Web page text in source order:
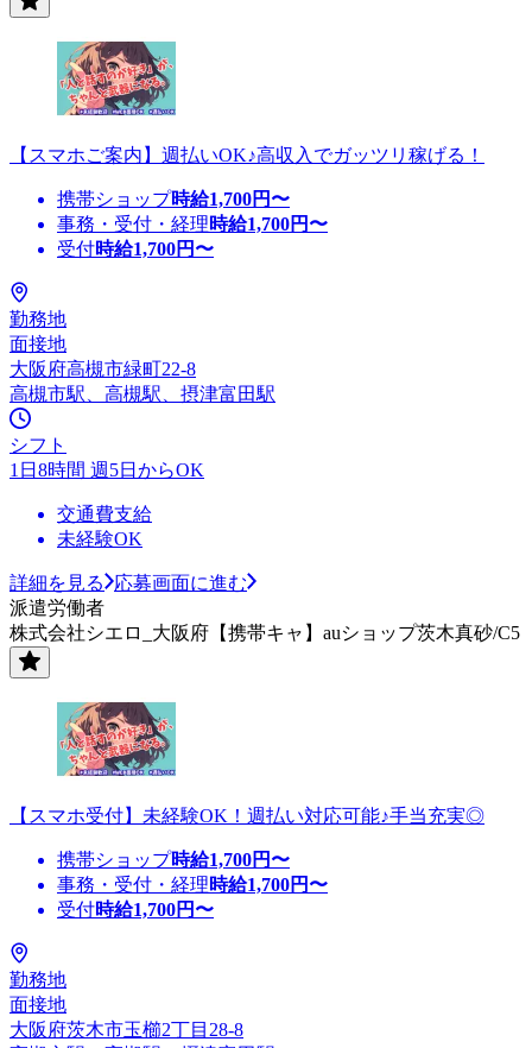
【スマホご案内】週払いOK♪高収入でガッツリ稼げる！
携帯ショップ時給1,700円〜
事務・受付・経理時給1,700円〜
受付時給1,700円〜
勤務地
面接地
大阪府高槻市緑町22-8
高槻市駅、高槻駅、摂津富田駅
シフト
1日8時間 週5日からOK
交通費支給
未経験OK
詳細を見る
応募画面に進む
派遣労働者
株式会社シエロ_大阪府【携帯キャ】auショップ茨木真砂/C5
【スマホ受付】未経験OK！週払い対応可能♪手当充実◎
携帯ショップ時給1,700円〜
事務・受付・経理時給1,700円〜
受付時給1,700円〜
勤務地
面接地
大阪府茨木市玉櫛2丁目28-8